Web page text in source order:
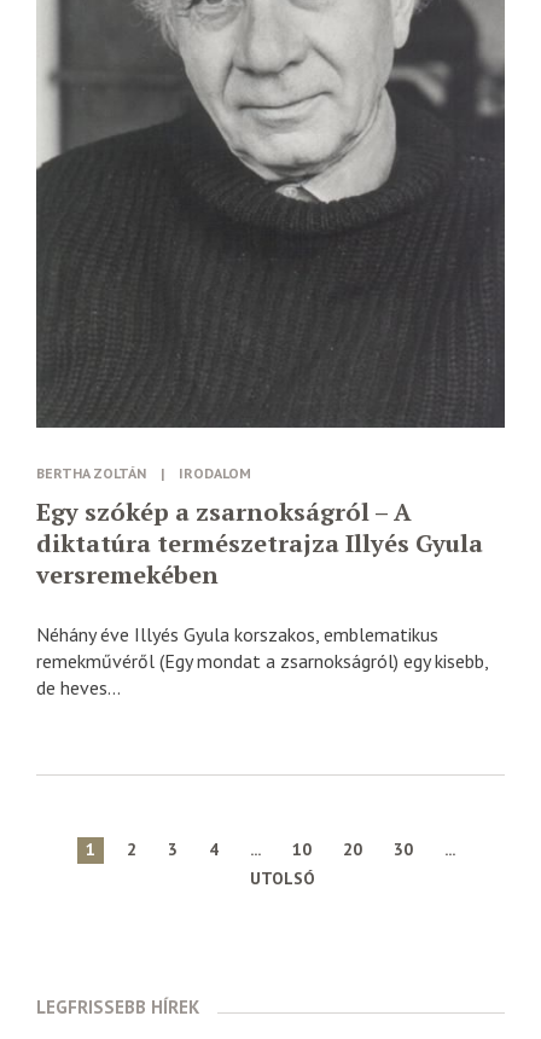
BERTHA ZOLTÁN | IRODALOM
Egy szókép a zsarnokságról – A
diktatúra természetrajza Illyés Gyula
versremekében
Néhány éve Illyés Gyula korszakos, emblematikus
remekművéről (Egy mondat a zsarnokságról) egy kisebb,
de heves...
1 2 3 4 ... 10 20 30
...
UTOLSÓ
LEGFRISSEBB HÍREK